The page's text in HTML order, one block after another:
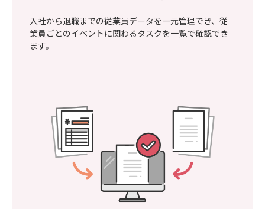
入社から退職までの従業員データを一元管理でき、従
業員ごとのイベントに関わるタスクを一覧で確認でき
ます。